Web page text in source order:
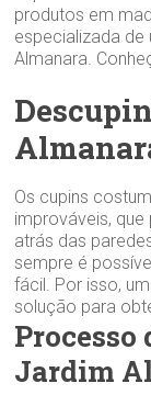
produtos em
especializada de
Almanara.
Os cupins
improváveis,
atrás das
sempre é
fácil. Por isso,
solução para
Processo
Jardim